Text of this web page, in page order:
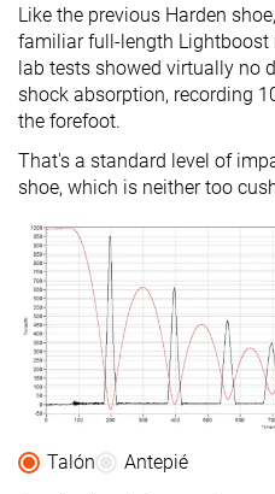
Like the previous Harden
familiar full-length
lab tests showed virtually no
shock absorption, recording
the forefoot.
That's a standard level of
shoe, which is neither too
Talón
Antepié